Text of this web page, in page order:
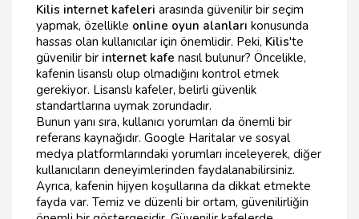
Kilis internet kafeleri arasında güvenilir bir seçim
yapmak, özellikle online oyun alanları konusunda
hassas olan kullanıcılar için önemlidir. Peki, Kilis'te
güvenilir bir internet kafe nasıl bulunur? Öncelikle,
kafenin lisanslı olup olmadığını kontrol etmek
gerekiyor. Lisanslı kafeler, belirli güvenlik
standartlarına uymak zorundadır.
Bunun yanı sıra, kullanıcı yorumları da önemli bir
referans kaynağıdır. Google Haritalar ve sosyal
medya platformlarındaki yorumları inceleyerek, diğer
kullanıcıların deneyimlerinden faydalanabilirsiniz.
Ayrıca, kafenin hijyen koşullarına da dikkat etmekte
fayda var. Temiz ve düzenli bir ortam, güvenilirliğin